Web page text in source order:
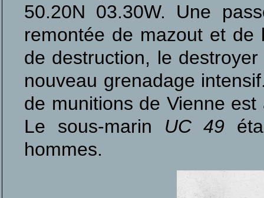
50.20N 03.30W. Une
remontée de mazout et de
de destruction, le
nouveau grenadage
de munitions de Vienne
Le sous-marin UC 49
hommes.